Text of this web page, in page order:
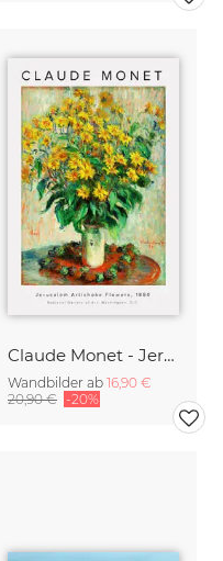
Claude Monet - Jerusalem Artichoke Flowers
Wandbilder ab 16,90 €
20,90 € -20%